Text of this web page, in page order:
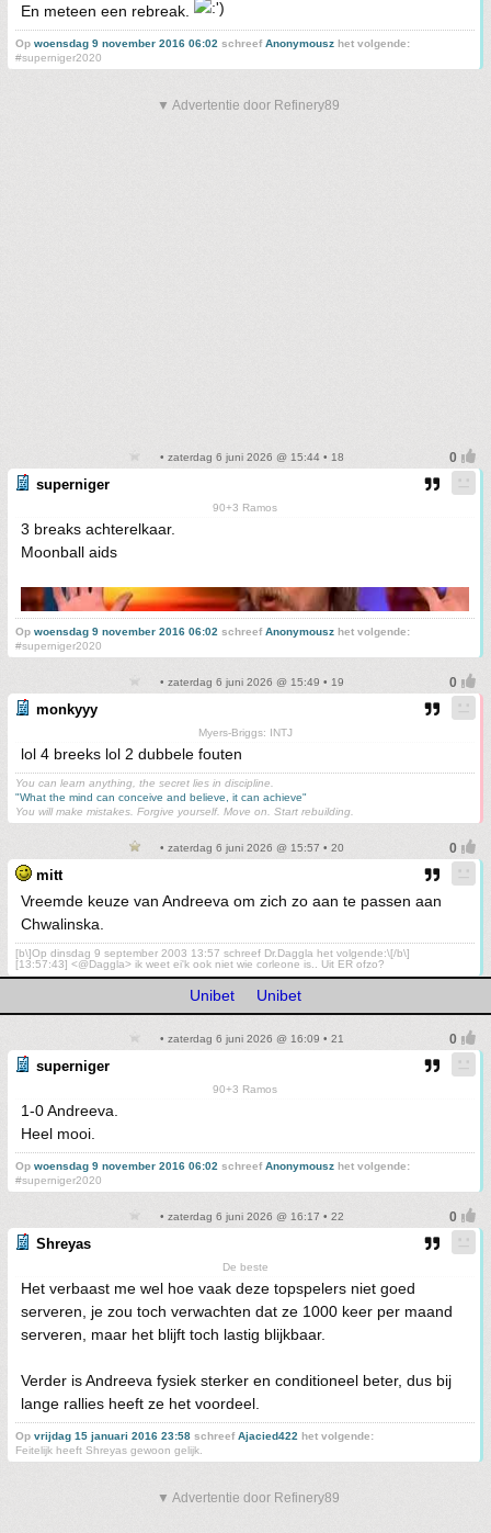
En meteen een rebreak.
Op woensdag 9 november 2016 06:02 schreefAnonymousz het volgende:
#superniger2020
▼ Advertentie door Refinery89
• zaterdag 6 juni 2026 @ 15:44 • 18
superniger
90+3 Ramos
3 breaks achterelkaar.
Moonball aids
Op woensdag 9 november 2016 06:02 schreefAnonymousz het volgende:
#superniger2020
• zaterdag 6 juni 2026 @ 15:49 • 19
monkyyy
Myers-Briggs: INTJ
lol 4 breeks lol 2 dubbele fouten
You can learn anything, the secret lies in discipline.
"What the mind can conceive and believe, it can achieve"
You will make mistakes. Forgive yourself. Move on. Start rebuilding.
• zaterdag 6 juni 2026 @ 15:57 • 20
mitt
Vreemde keuze van Andreeva om zich zo aan te passen aan
Chwalinska.
[b\]Op dinsdag 9 september 2003 13:57 schreef Dr.Daggla het volgende:\[/b\]
[13:57:43] <@Daggla> ik weet ei'k ook niet wie corleone is.. Uit ER ofzo?
Unibet Unibet
• zaterdag 6 juni 2026 @ 16:09 • 21
superniger
90+3 Ramos
1-0 Andreeva.
Heel mooi.
Op woensdag 9 november 2016 06:02 schreefAnonymousz het volgende:
#superniger2020
• zaterdag 6 juni 2026 @ 16:17 • 22
Shreyas
De beste
Het verbaast me wel hoe vaak deze topspelers niet goed
serveren, je zou toch verwachten dat ze 1000 keer per maand
serveren, maar het blijft toch lastig blijkbaar.
Verder is Andreeva fysiek sterker en conditioneel beter, dus bij
lange rallies heeft ze het voordeel.
Op vrijdag 15 januari 2016 23:58 schreefAjacied422 het volgende:
Feitelijk heeft Shreyas gewoon gelijk.
▼ Advertentie door Refinery89